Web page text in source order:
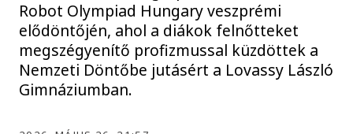
Robot Olympiad Hungary veszprémi
elődöntőjén, ahol a diákok felnőtteket
megszégyenítő profizmussal küzdöttek a
Nemzeti Döntőbe jutásért a Lovassy László
Gimnáziumban.